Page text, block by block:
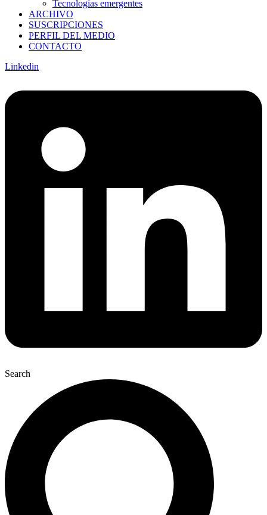
Tecnologías emergentes
ARCHIVO
SUSCRIPCIONES
PERFIL DEL MEDIO
CONTACTO
Linkedin
Search